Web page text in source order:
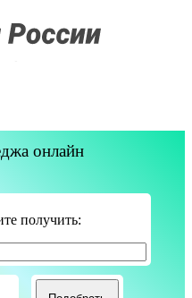
онлайн
получить: